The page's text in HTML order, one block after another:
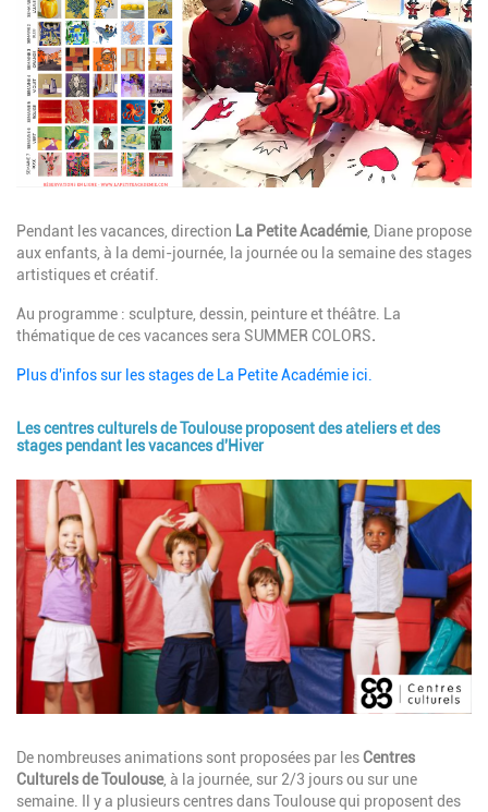
Description
Pendant les vacances, direction La Petite Académie, Diane propose
aux enfants, à la demi-journée, la journée ou la semaine des stages
artistiques et créatif.
Au programme : sculpture, dessin, peinture et théâtre. La
thématique de ces vacances sera SUMMER COLORS.
Plus d'infos sur les stages de La Petite Académie ici.
Les centres culturels de Toulouse proposent des ateliers et des
stages pendant les vacances d'Hiver
Image
Description
De nombreuses animations sont proposées par lesCentres
Culturels de Toulouse, à la journée, sur 2/3 jours ou sur une
semaine. Il y a plusieurs centres dans Toulouse qui proposent des